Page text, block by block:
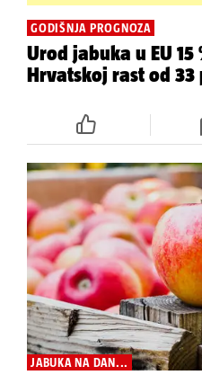
GODIŠNJA PROGNOZA
Urod jabuka u EU 15
Hrvatskoj rast od 33
JABUKA NA DAN...